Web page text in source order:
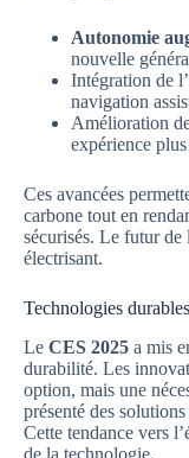
Autonomie
nouvelle
Intégration de l’
navigation
Amélioration
expérience
Ces avancées
carbone tout en
sécurisés. Le futur de
électrisant.
Technologies
Le CES 2025 a mis
durabilité. Les
option, mais une
présenté des
Cette tendance vers
de la technologie.